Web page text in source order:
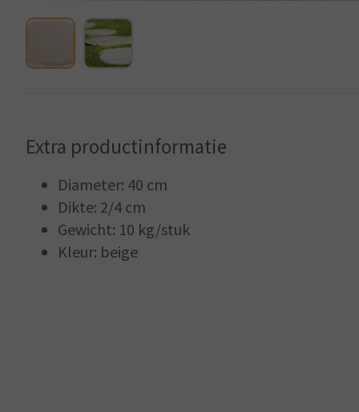
Extra productinformatie
Diameter: 40 cm
Dikte: 2/4 cm
Gewicht: 10 kg/stuk
Kleur: beige